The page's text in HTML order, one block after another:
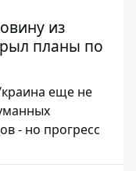
из
планы по
еще не
- но прогресс